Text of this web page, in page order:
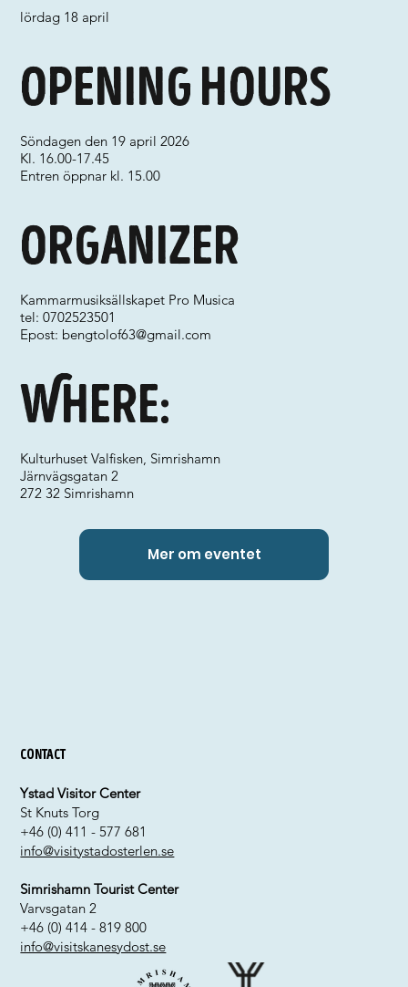
lördag 18 april
Where:
Organizer
Kammarmusiksällskapet Pro Musica
tel: 0702523501
Epost: bengtolof63@gmail.com
Kulturhuset Valfisken, Simrishamn
Järnvägsgatan 2
272 32 Simrishamn
Opening hours
Söndagen den 19 april 2026
Kl. 16.00-17.45
Entren öppnar kl. 15.00
Mer om eventet
Contact
Ystad Visitor Center
St Knuts Torg
+46 (0) 411 - 577 681
info@visitystadosterlen.se
Simrishamn Tourist Center
Varvsgatan 2
+46 (0) 414 - 819 800
info@visitskanesydost.se